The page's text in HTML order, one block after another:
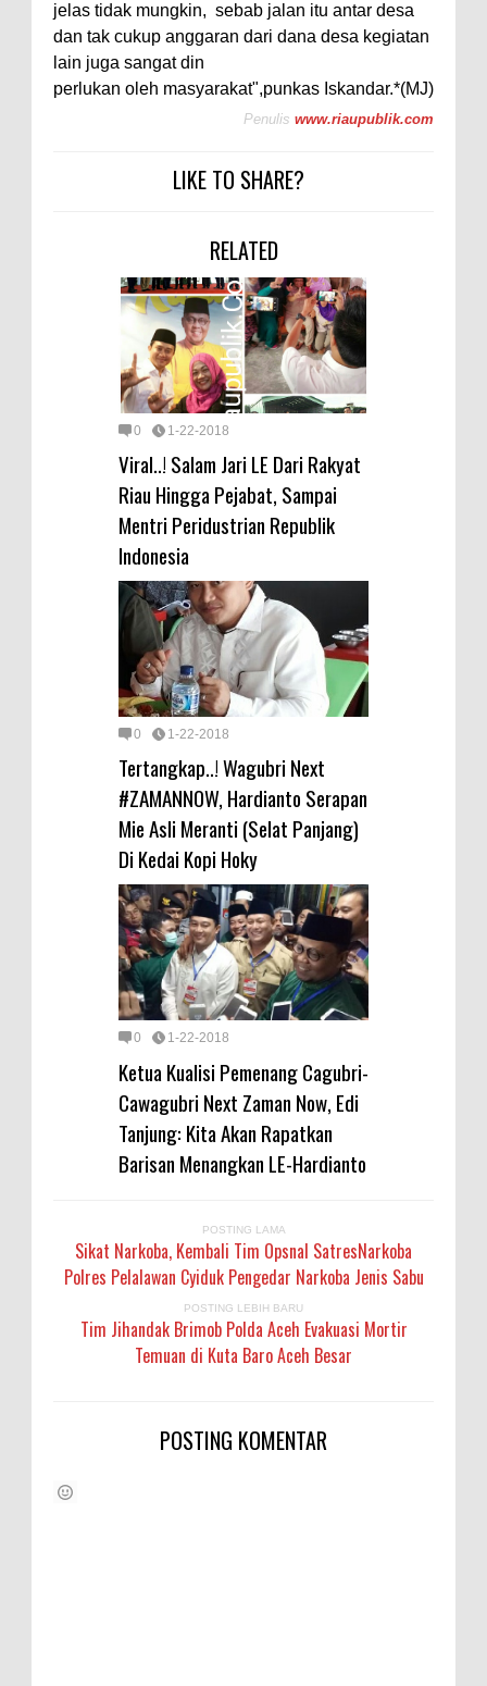
jelas tidak mungkin, sebab jalan itu antar desa
dan tak cukup anggaran dari dana desa kegiatan
lain juga sangat din
perlukan oleh masyarakat",punkas Iskandar.*(MJ)
Penulis www.riaupublik.com
LIKE TO SHARE?
RELATED
0 1-22-2018
Viral..! Salam Jari LE Dari Rakyat
Riau Hingga Pejabat, Sampai
Mentri Peridustrian Republik
Indonesia
0 1-22-2018
Tertangkap..! Wagubri Next
#ZAMANNOW, Hardianto Serapan
Mie Asli Meranti (Selat Panjang)
Di Kedai Kopi Hoky
0 1-22-2018
Ketua Kualisi Pemenang Cagubri-
Cawagubri Next Zaman Now, Edi
Tanjung: Kita Akan Rapatkan
Barisan Menangkan LE-Hardianto
POSTING LAMA
Sikat Narkoba, Kembali Tim Opsnal SatresNarkoba
Polres Pelalawan Cyiduk Pengedar Narkoba Jenis Sabu
POSTING LEBIH BARU
Tim Jihandak Brimob Polda Aceh Evakuasi Mortir
Temuan di Kuta Baro Aceh Besar
POSTING KOMENTAR